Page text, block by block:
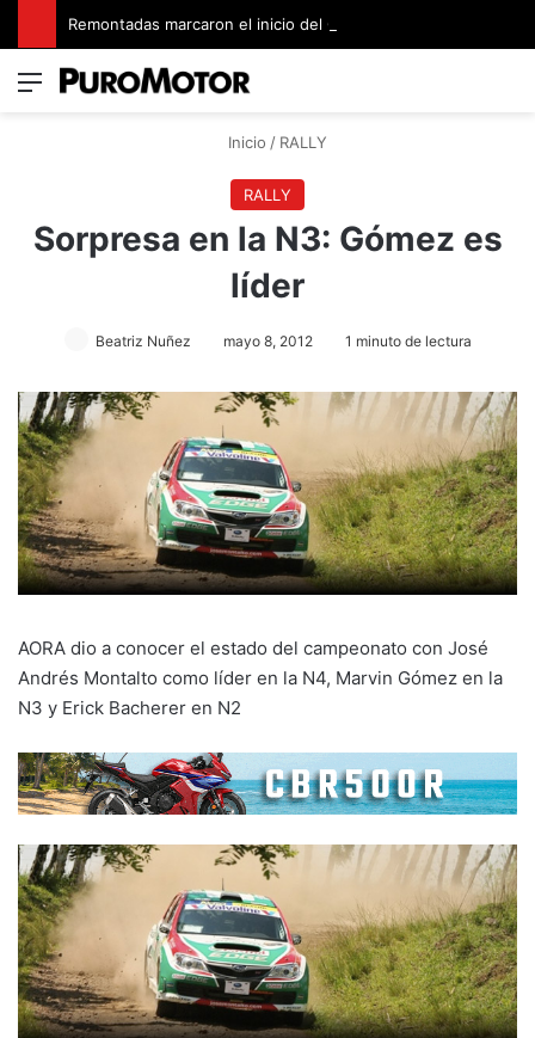
Menú
Inicio / RALLY
RALLY
Sorpresa en la N3: Gómez es
líder
Beatriz Nuñez mayo 8, 2012 1 minuto de lectura
AORA dio a conocer el estado del campeonato con José
Andrés Montalto como líder en la N4, Marvin Gómez en la
N3 y Erick Bacherer en N2